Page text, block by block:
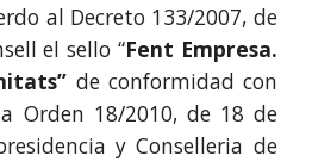
al Decreto 133/2007, de
el sello “Fent Empresa.
de conformidad con
Orden 18/2010, de 18 de
y Conselleria de